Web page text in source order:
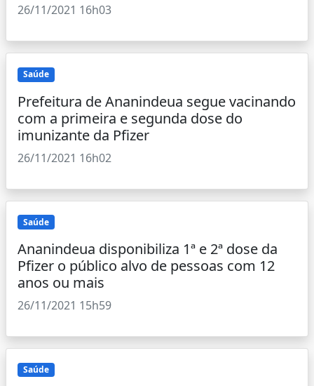
26/11/2021 16h03
Saúde
Prefeitura de Ananindeua segue vacinando
com a primeira e segunda dose do
imunizante da Pfizer
26/11/2021 16h02
Saúde
Ananindeua disponibiliza 1ª e 2ª dose da
Pfizer o público alvo de pessoas com 12
anos ou mais
26/11/2021 15h59
Saúde